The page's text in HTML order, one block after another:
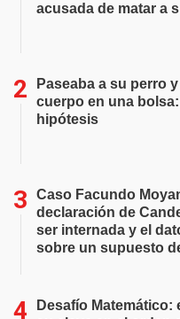
acusada de matar a
Paseaba a su perro
cuerpo en una
hipótesis
Caso Facundo
declaración de
ser internada y el
sobre un supuesto
Desafío Matemático: